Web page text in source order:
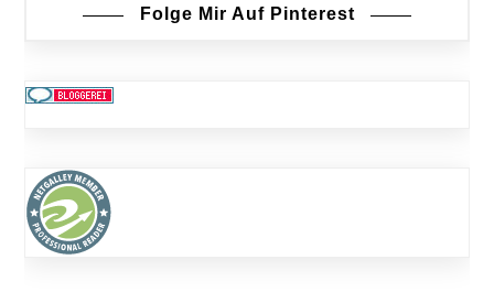
Folge Mir Auf Pinterest